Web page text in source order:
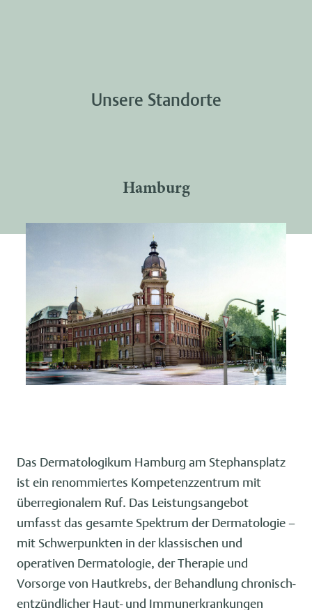
Unsere Standorte
Hamburg
Das Dermatologikum Hamburg am Stephansplatz
ist ein renommiertes Kompetenzzentrum mit
überregionalem Ruf. Das Leistungsangebot
umfasst das gesamte Spektrum der Dermatologie –
mit Schwerpunkten in der klassischen und
operativen Dermatologie, der Therapie und
Vorsorge von Hautkrebs, der Behandlung chronisch-
entzündlicher Haut- und Immunerkrankungen